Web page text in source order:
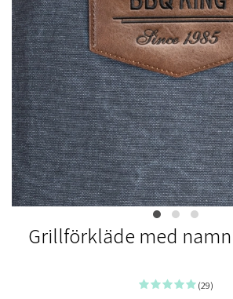
Grillförkläde med
(29)